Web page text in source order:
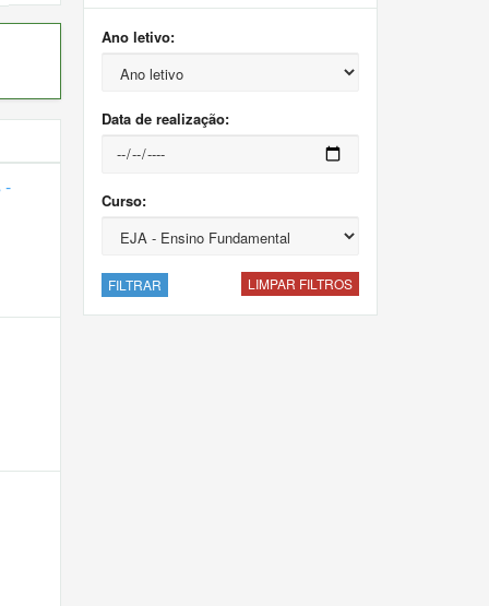
-
Ano letivo:
Data de realização:
Curso:
FILTRAR LIMPAR FILTROS